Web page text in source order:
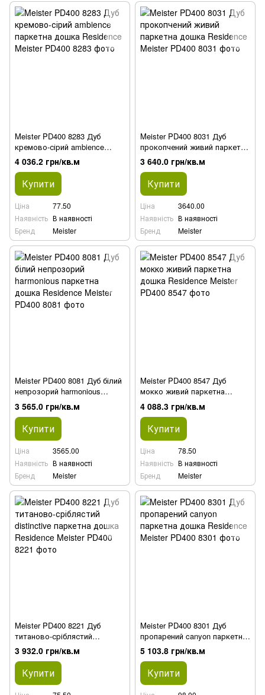
Meister PD400 8283 Дуб
кремово-сірий ambience
паркетна дошка Residence
4 036.2 грн/кв.м
Купити
Ціна
77.50
Наявність В наявності
Бренд
Meister
Meister PD400 8031 Дуб
прокопчений живий паркетна
дошка Residence
3 640.0 грн/кв.м
Купити
Ціна
3640.00
Наявність В наявності
Бренд
Meister
Meister PD400 8081 Дуб білий
непрозорий harmonious
паркетна дошка Residence
3 565.0 грн/кв.м
Купити
Ціна
3565.00
Наявність В наявності
Бренд
Meister
Meister PD400 8547 Дуб
мокко живий паркетна
дошка Residence
4 088.3 грн/кв.м
Купити
Ціна
78.50
Наявність В наявності
Бренд
Meister
Meister PD400 8221 Дуб
титаново-сріблястий
distinctive паркетна дошка
Residence
3 932.0 грн/кв.м
Купити
Meister PD400 8301 Дуб
пропарений canyon паркетна
дошка Residence
5 103.8 грн/кв.м
Купити